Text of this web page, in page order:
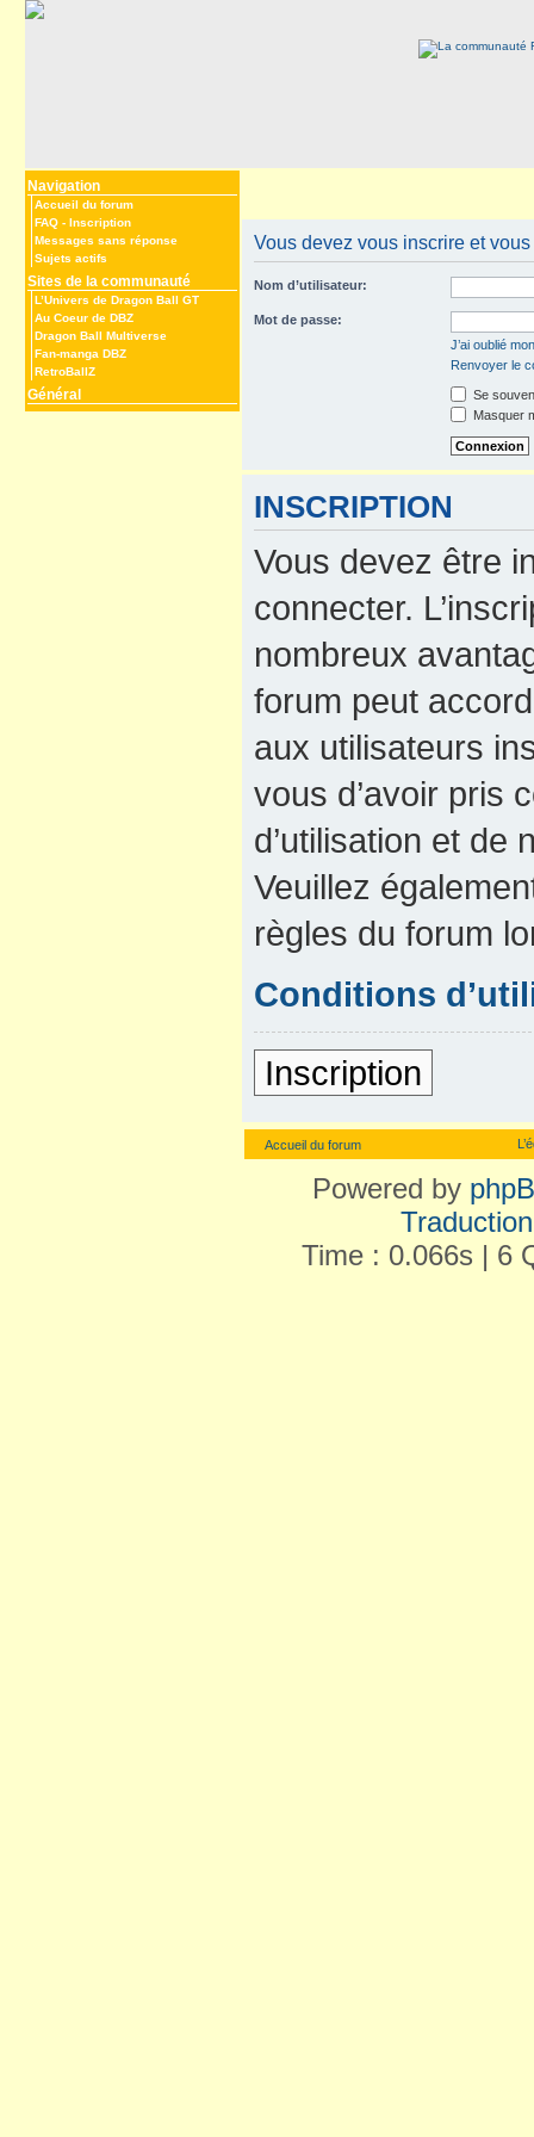
Navigation
Accueil du forum
FAQ - Inscription
Messages sans réponse
Sujets actifs
Sites de la communauté
L’Univers de Dragon Ball GT
Au Coeur de DBZ
Dragon Ball Multiverse
Fan-manga DBZ
RetroBallZ
Général
Vous devez vous inscrire et
Nom d’utilisateur:
Mot de passe:
J’ai oublié
Renvoyer le
Se
Masquer
INSCRIPTION
Vous devez être
connecter.
nombreux
forum peut
aux utilisateurs
vous d’avoir pris
d’utilisation et de
Veuillez
règles du forum
Conditions
Inscription
Accueil du forum
Powered by
Time : 0.066s | 6